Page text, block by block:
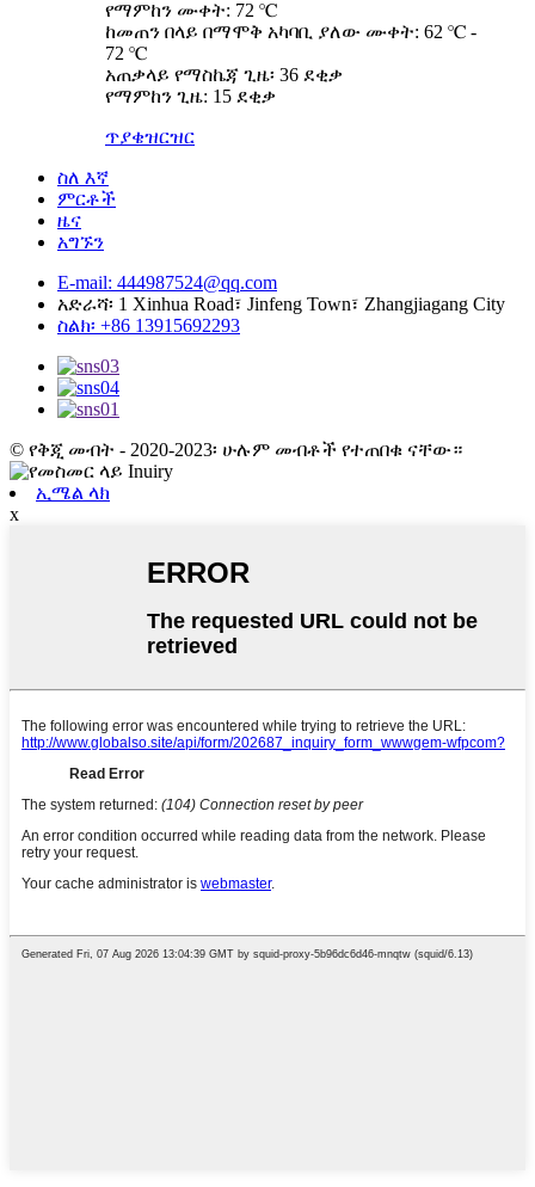
የማምከን ሙቀት: 72 ℃
ከመጠን በላይ በማሞቅ አካባቢ ያለው ሙቀት: 62 ℃ -
72 ℃
አጠቃላይ የማስኬጃ ጊዜ፡ 36 ደቂቃ
የማምከን ጊዜ: 15 ደቂቃ
ጥያቄዝርዝር
ስለ እኛ
ምርቶች
ዜና
አግኙን
E-mail: 444987524@qq.com
አድራሻ፡ 1 Xinhua Road፣ Jinfeng Town፣ Zhangjiagang City
ስልክ፡ +86 13915692293
© የቅጂ መብት - 2020-2023፡ ሁሉም መብቶች የተጠበቁ ናቸው።
ኢሜል ላክ
x